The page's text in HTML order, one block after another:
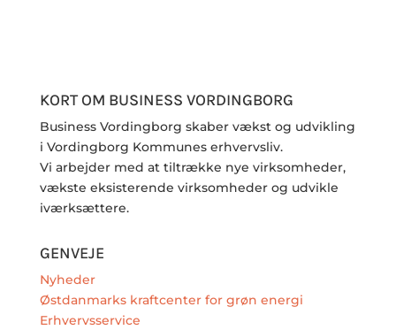
KORT OM BUSINESS VORDINGBORG
Business Vordingborg skaber vækst og udvikling
i Vordingborg Kommunes erhvervsliv.
Vi arbejder med at tiltrække nye virksomheder,
vækste eksisterende virksomheder og udvikle
iværksættere.
GENVEJE
Nyheder
Østdanmarks kraftcenter for grøn energi
Erhvervsservice